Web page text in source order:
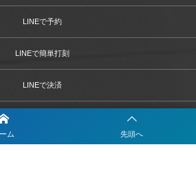
ム 先頭へ
LINEで予約
LINEで簡単打刻
LINEで決済
で問診票・お問合せフォーム